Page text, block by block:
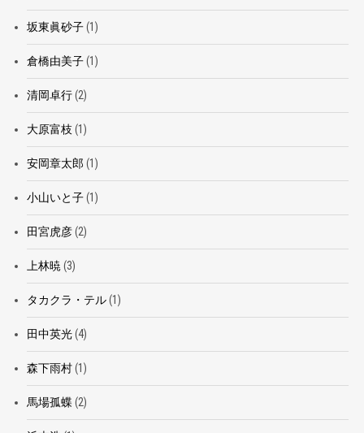
坂東眞砂子(1)
倉橋由美子(1)
清岡卓行(2)
大原富枝 (1)
安岡章太郎 (1)
小山いと子(1)
田宮虎彦(2)
上林暁 (3)
タカクラ・テル(1)
田中英光(4)
森下雨村(1)
馬場孤蝶 (2)